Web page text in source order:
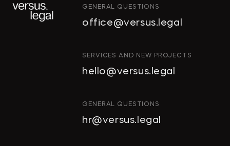
ИНТЕЛЛЕКТУАЛЬНАЯ
ИНВЕСТИЦИОННЫЕ
СТРОИТЕЛЬСТВО
И НЕДВИЖИМОСТЬ
АРХИТЕКТУРА
GENERAL QUESTIONS
office@versus.legal
SERVICES AND NEW PROJECTS
hello@versus.legal
GENERAL QUESTIONS
hr@versus.legal